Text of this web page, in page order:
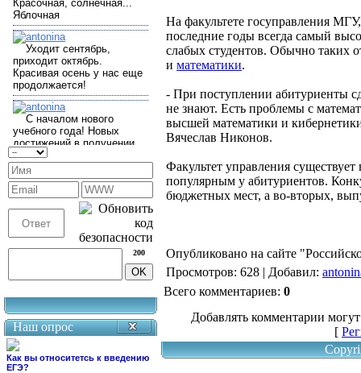
200
Наш опрос
Как вы относитетсь к введению
ЕГЭ?
На факультете госуправления
последние годы всегда самый
слабых студентов. Обычно таких
и математики.
- При поступлении абитуриенты
не знают. Есть проблемы с
высшей математики и
Вячеслав Никонов.
Факультет управления
популярным у абитуриентов.
бюджетных мест, а во-вторых,
Опубликовано на сайте
Просмотров: 628 | Добавил:
Всего комментариев: 0
Добавлять комментарии
[